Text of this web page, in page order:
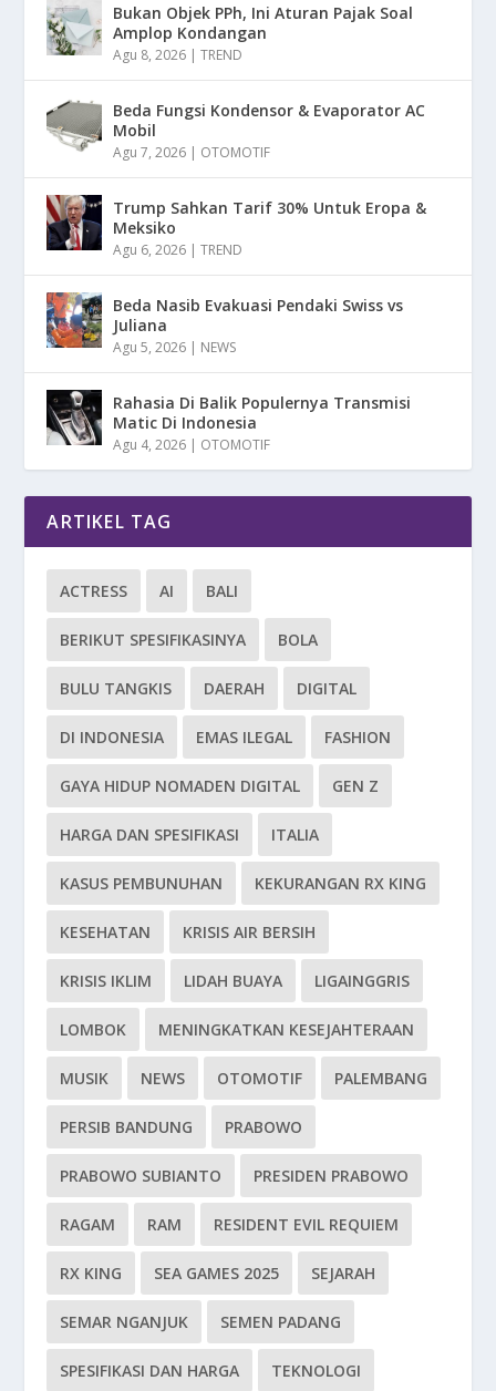
Bukan Objek PPh, Ini Aturan Pajak Soal
Amplop Kondangan
Agu 8, 2026 |TREND
Beda Fungsi Kondensor & Evaporator AC
Mobil
Agu 7, 2026 | OTOMOTIF
Trump Sahkan Tarif 30% Untuk Eropa &
Meksiko
Agu 6, 2026 |TREND
Beda Nasib Evakuasi Pendaki Swiss vs
Juliana
Agu 5, 2026 | NEWS
Rahasia Di Balik Populernya Transmisi
Matic Di Indonesia
Agu 4, 2026 | OTOMOTIF
ARTIKEL TAG
ACTRESS AI BALI
BERIKUT SPESIFIKASINYA BOLA
BULU TANGKIS DAERAH DIGITAL
DI INDONESIA EMAS ILEGAL FASHION
GAYA HIDUP NOMADEN DIGITAL GEN Z
HARGA DAN SPESIFIKASI ITALIA
KASUS PEMBUNUHAN KEKURANGAN RX KING
KESEHATAN KRISIS AIR BERSIH
KRISIS IKLIM LIDAH BUAYA LIGAINGGRIS
LOMBOK MENINGKATKAN KESEJAHTERAAN
MUSIK NEWS OTOMOTIF PALEMBANG
PERSIB BANDUNG PRABOWO
PRABOWO SUBIANTO PRESIDEN PRABOWO
RAGAM RAM RESIDENT EVIL REQUIEM
RX KING SEA GAMES 2025 SEJARAH
SEMAR NGANJUK SEMEN PADANG
SPESIFIKASI DAN HARGA TEKNOLOGI